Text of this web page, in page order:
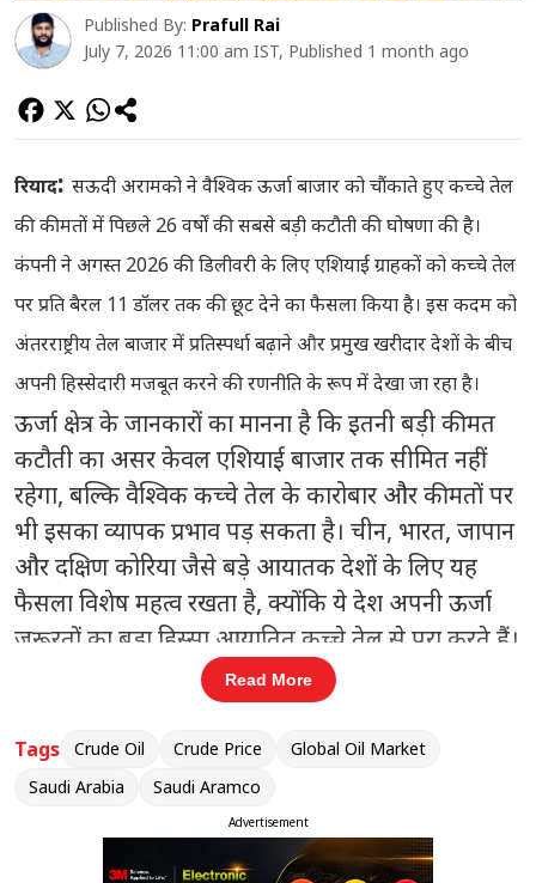
Published By: Prafull Rai
July 7, 2026 11:00 am IST, Published 1 month ago
रियाद: सऊदी अरामको ने वैश्विक ऊर्जा बाजार को चौंकाते हुए कच्चे तेल
की कीमतों में पिछले 26 वर्षों की सबसे बड़ी कटौती की घोषणा की है।
कंपनी ने अगस्त 2026 की डिलीवरी के लिए एशियाई ग्राहकों को कच्चे तेल
पर प्रति बैरल 11 डॉलर तक की छूट देने का फैसला किया है। इस कदम को
अंतरराष्ट्रीय तेल बाजार में प्रतिस्पर्धा बढ़ाने और प्रमुख खरीदार देशों के बीच
अपनी हिस्सेदारी मजबूत करने की रणनीति के रूप में देखा जा रहा है।
ऊर्जा क्षेत्र के जानकारों का मानना है कि इतनी बड़ी कीमत
कटौती का असर केवल एशियाई बाजार तक सीमित नहीं
रहेगा, बल्कि वैश्विक कच्चे तेल के कारोबार और कीमतों पर
भी इसका व्यापक प्रभाव पड़ सकता है। चीन, भारत, जापान
और दक्षिण कोरिया जैसे बड़े आयातक देशों के लिए यह
फैसला विशेष महत्व रखता है, क्योंकि ये देश अपनी ऊर्जा
जरूरतों का बड़ा हिस्सा आयातित कच्चे तेल से पूरा करते हैं।
सऊदी अरामको का यह कदम ऐसे समय आया है जब
परिस्थितियां लगातार बदल रही हैं। कंपनी की ओर से भारी
छूट दिए जाने से अन्य प्रमुख तेल उत्पादक देशों और
निर्यातकों पर भी अपनी मूल्य नीति की समीक्षा करने का
दबाव बढ़ सकता है।
Read More
Tags Crude Oil Crude Price
Global Oil Market
Saudi Arabia
Saudi Aramco
Advertisement